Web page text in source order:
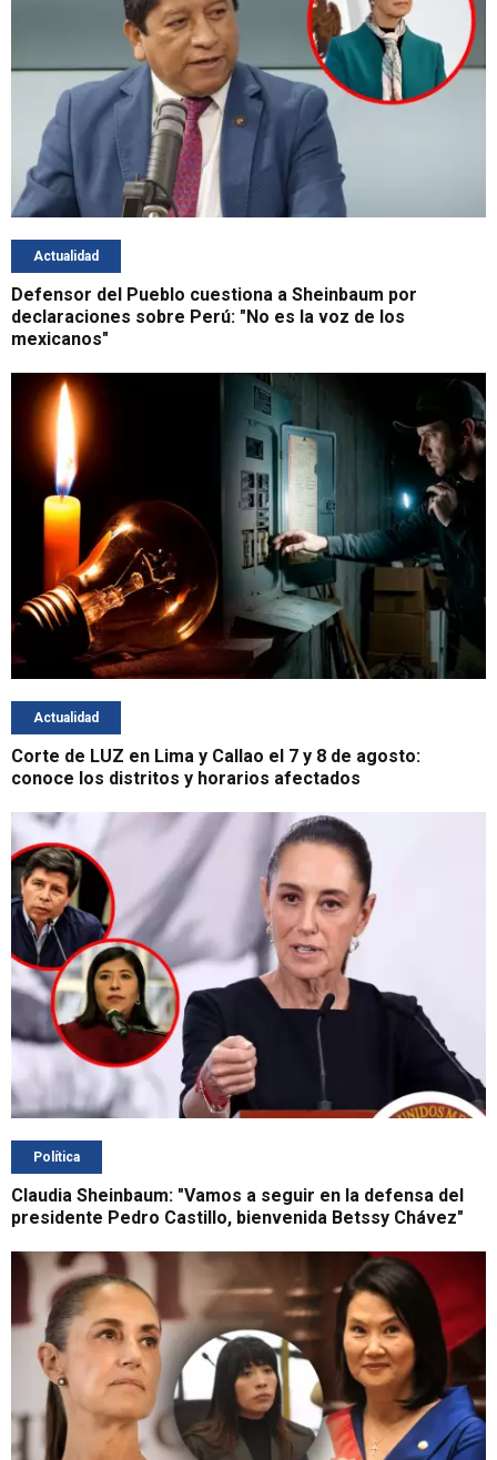
Actualidad
Defensor del Pueblo cuestiona a Sheinbaum por
declaraciones sobre Perú: "No es la voz de los
mexicanos"
Actualidad
Corte de LUZ en Lima y Callao el 7 y 8 de agosto:
conoce los distritos y horarios afectados
Política
Claudia Sheinbaum: "Vamos a seguir en la defensa del
presidente Pedro Castillo, bienvenida Betssy Chávez"